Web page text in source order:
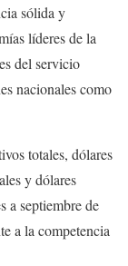
sólida y
líderes de la
del servicio
nacionales como
totales, dólares
y dólares
a septiembre de
a la competencia